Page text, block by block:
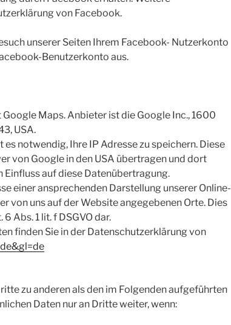
von Facebook.
unserer Seiten Ihrem Facebook- Nutzerkonto
Benutzerkonto aus.
Maps. Anbieter ist die Google Inc., 1600
USA.
notwendig, Ihre IP Adresse zu speichern. Diese
von Google in den USA übertragen und dort
Einfluss auf diese Datenübertragung.
einer ansprechenden Darstellung unserer Online-
von uns auf der Website angegebenen Orte. Dies
Abs. 1 lit. f DSGVO dar.
finden Sie in der Datenschutzerklärung von
zu anderen als den im Folgenden aufgeführten
Daten nur an Dritte weiter, wenn: